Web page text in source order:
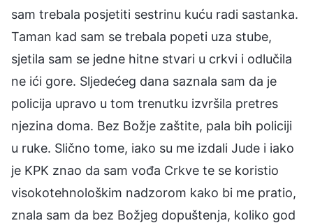
sam trebala posjetiti sestrinu kuću radi sastanka.
Taman kad sam se trebala popeti uza stube,
sjetila sam se jedne hitne stvari u crkvi i odlučila
ne ići gore. Sljedećeg dana saznala sam da je
policija upravo u tom trenutku izvršila pretres
njezina doma. Bez Božje zaštite, pala bih policiji
u ruke. Slično tome, iako su me izdali Jude i iako
je KPK znao da sam vođa Crkve te se koristio
visokotehnološkim nadzorom kako bi me pratio,
znala sam da bez Božjeg dopuštenja, koliko god